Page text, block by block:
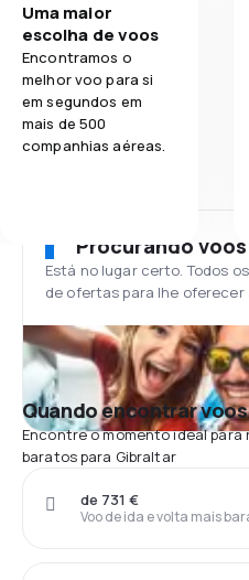
Uma maior
escolha de voos
Encontramos o
melhor voo para si
em segundos em
mais de 500
companhias aéreas.
Procurando
Está no lugar certo. Todos
de ofertas para lhe oferecer
Quando encontrar
Encontre o momento ideal
baratos para Gibraltar
Voo de ida e volta mais
de 731 €